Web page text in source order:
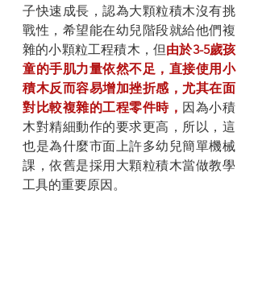
子快速成長，認為大顆粒積木沒有挑
戰性，希望能在幼兒階段就給他們複
雜的小顆粒工程積木，但由於3-5歲孩
童的手肌力量依然不足，直接使用小
積木反而容易增加挫折感，尤其在面
對比較複雜的工程零件時， 因為小積
木對精細動作的要求更高，所以，這
也是為什麼市面上許多幼兒簡單機械
課，依舊是採用大顆粒積木當做教學
工具的重要原因。